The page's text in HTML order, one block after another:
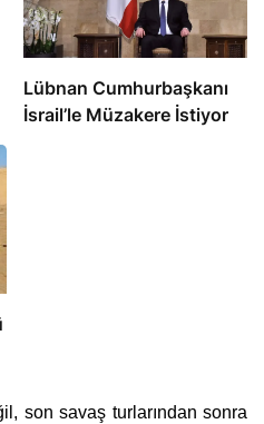
Lübnan Cumhurbaşkanı
İsrail’le Müzakere İstiyor
son savaş turlarından sonra